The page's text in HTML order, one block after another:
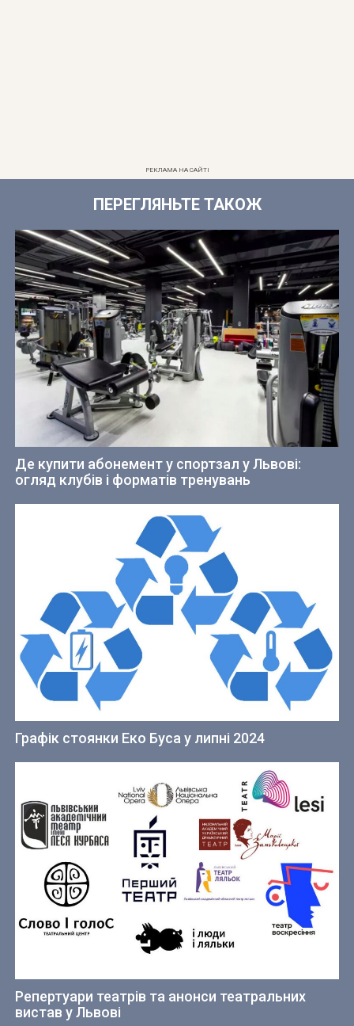
РЕКЛАМА НА САЙТІ
ПЕРЕГЛЯНЬТЕ ТАКОЖ
Де купити абонемент у спортзал у Львові:
огляд клубів і форматів тренувань
Графік стоянки Еко Буса у липні 2024
Репертуари театрів та анонси театральних
вистав у Львові